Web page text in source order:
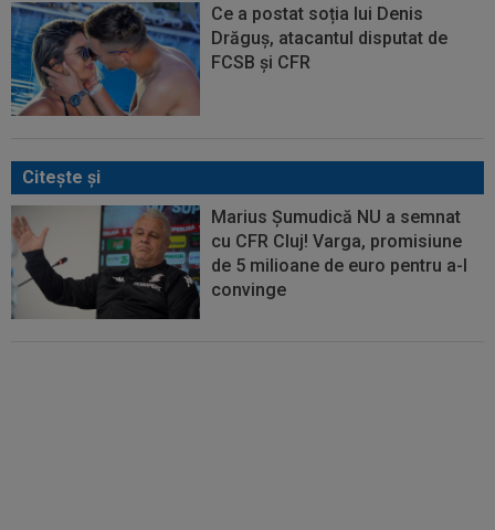
Ce a postat soția lui Denis
Drăguș, atacantul disputat de
FCSB și CFR
Citeşte şi
Marius Șumudică NU a semnat
cu CFR Cluj! Varga, promisiune
de 5 milioane de euro pentru a-l
convinge